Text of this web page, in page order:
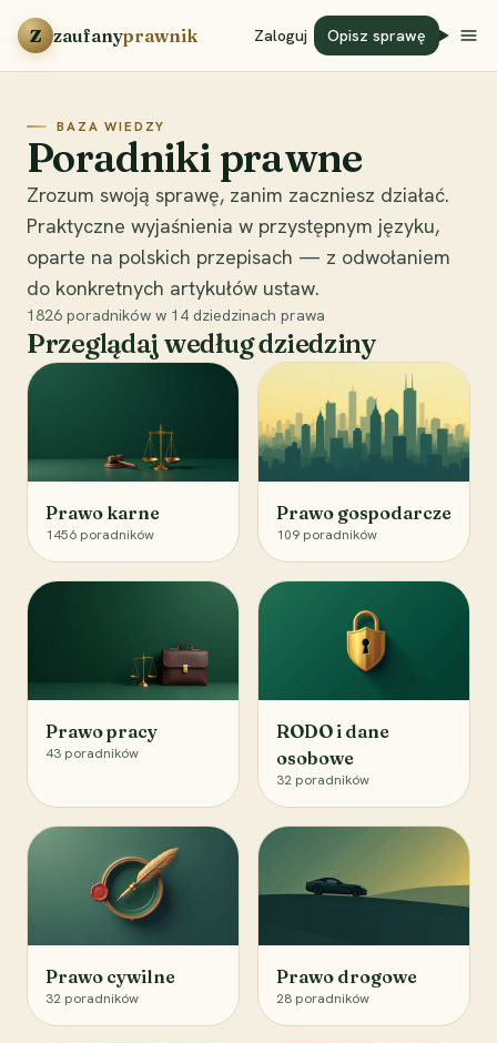
Przejdź do treści
Z zaufanyprawnik Zaloguj Opisz sprawę
BAZA WIEDZY
Poradniki prawne
Zrozum swoją sprawę, zanim zaczniesz działać.
Praktyczne wyjaśnienia w przystępnym języku,
oparte na polskich przepisach — z odwołaniem
do konkretnych artykułów ustaw.
1826 poradników w 14 dziedzinach prawa
Przeglądaj według dziedziny
Prawo karne
1456 poradników
Prawo gospodarcze
109 poradników
Prawo pracy
43 poradników
RODO i dane
osobowe
32 poradników
Prawo cywilne
32 poradników
Prawo drogowe
28 poradników